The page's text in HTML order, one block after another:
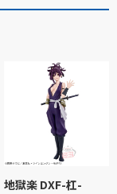
地獄楽 DXF-杠-